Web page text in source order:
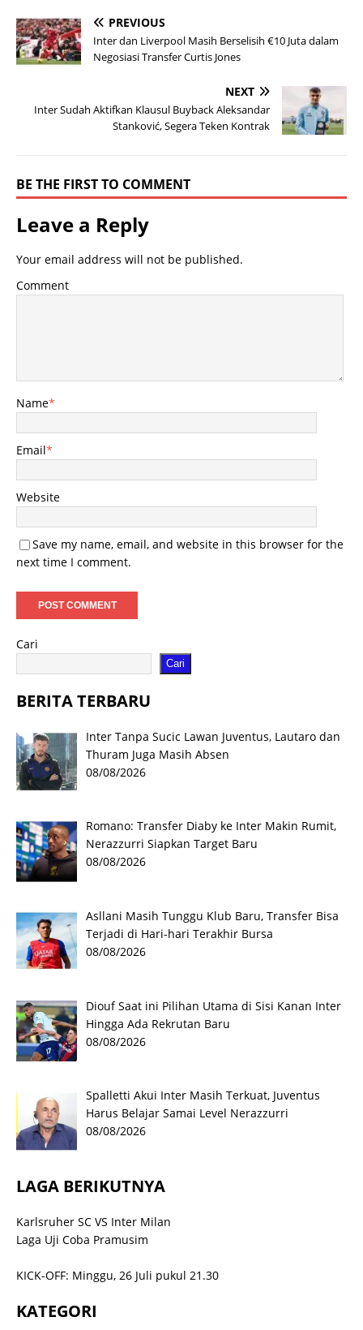
PREVIOUS
Inter dan Liverpool Masih Berselisih €10 Juta dalam
Negosiasi Transfer Curtis Jones
NEXT
Inter Sudah Aktifkan Klausul Buyback Aleksandar
Stanković, Segera Teken Kontrak
BE THE FIRST TO COMMENT
Leave a Reply
Your email address will not be published.
Comment
Name*
Email*
Website
Save my name, email, and website in this browser for the
next time I comment.
Cari
Cari
BERITA TERBARU
Inter Tanpa Sucic Lawan Juventus, Lautaro dan
Thuram Juga Masih Absen
08/08/2026
Romano: Transfer Diaby ke Inter Makin Rumit,
Nerazzurri Siapkan Target Baru
08/08/2026
Asllani Masih Tunggu Klub Baru, Transfer Bisa
Terjadi di Hari-hari Terakhir Bursa
08/08/2026
Diouf Saat ini Pilihan Utama di Sisi Kanan Inter
Hingga Ada Rekrutan Baru
08/08/2026
Spalletti Akui Inter Masih Terkuat, Juventus
Harus Belajar Samai Level Nerazzurri
08/08/2026
LAGA BERIKUTNYA
Karlsruher SC VS Inter Milan
Laga Uji Coba Pramusim
KICK-OFF: Minggu, 26 Juli pukul 21.30
KATEGORI